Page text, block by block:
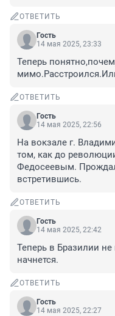
ОТВЕТИТЬ
Гость
14 мая 2025, 23:33
Теперь
ОТВЕТИТЬ
Гость
14 мая 2025, 22:56
На вокзале г.
том, как до
Федосеевым.
встретившись.
ОТВЕТИТЬ
Гость
14 мая 2025, 22:42
Теперь в Бразилии
начнется.
ОТВЕТИТЬ
Гость
14 мая 2025, 22:27